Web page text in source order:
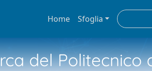
Home Sfoglia
del Politecnico